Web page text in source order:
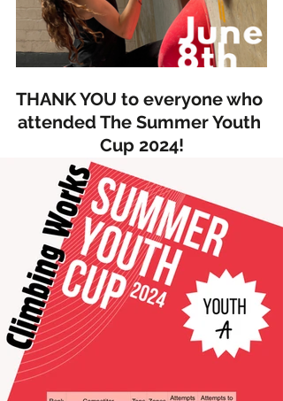
THANK YOU to everyone who
attended The Summer Youth
Cup 2024!